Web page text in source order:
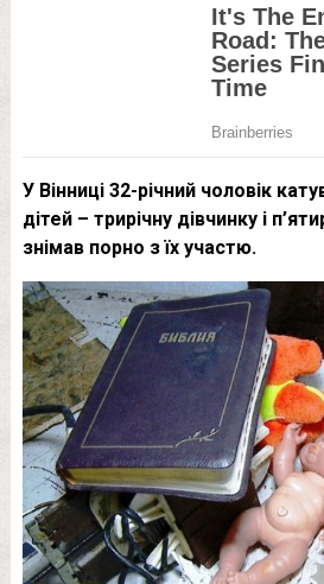
У Вінниці 32-річний чоловік
дітей – трирічну дівчинку і
знімав порно з їх участю.